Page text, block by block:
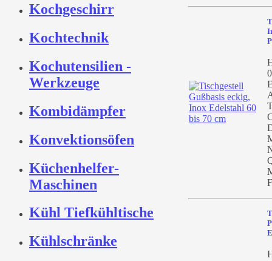
Kochgeschirr
Kochtechnik
Kochutensilien -
Werkzeuge
Kombidämpfer
Konvektionsöfen
Küchenhelfer-
Maschinen
Kühl Tiefkühltische
Kühlschränke